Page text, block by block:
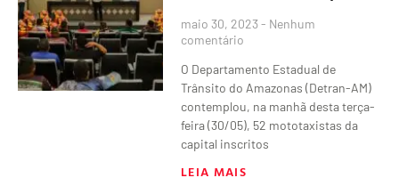
maio 30, 2023 Nenhum
comentário
O Departamento Estadual de
Trânsito do Amazonas (Detran-AM)
contemplou, na manhã desta terça-
feira (30/05), 52 mototaxistas da
capital inscritos
LEIA MAIS